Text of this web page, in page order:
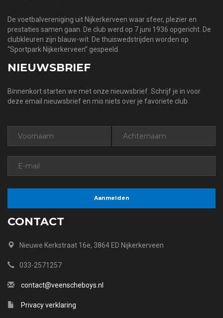
De voetbalvereniging uit Nijkerkerveen waar sfeer, plezier en
prestaties samen gaan. De club werd op 7 juni 1936 opgericht. De
clubkleuren zijn blauw-wit. De thuiswedstrijden worden op
“Sportpark Nijkerkerveen” gespeeld.
NIEUWSBRIEF
Binnenkort starten we met onze nieuwsbrief. Schrijf je in voor
deze email nieuwsbrief en mis niets over je favoriete club.
CONTACT
Nieuwe Kerkstraat 16e, 3864 ED Nijkerkerveen
033-2571257
contact@veenscheboys.nl
Privacy verklaring